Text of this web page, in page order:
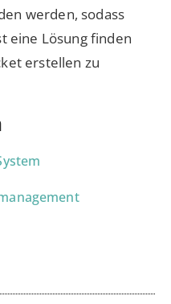
werden, sodass
eine Lösung finden
erstellen zu